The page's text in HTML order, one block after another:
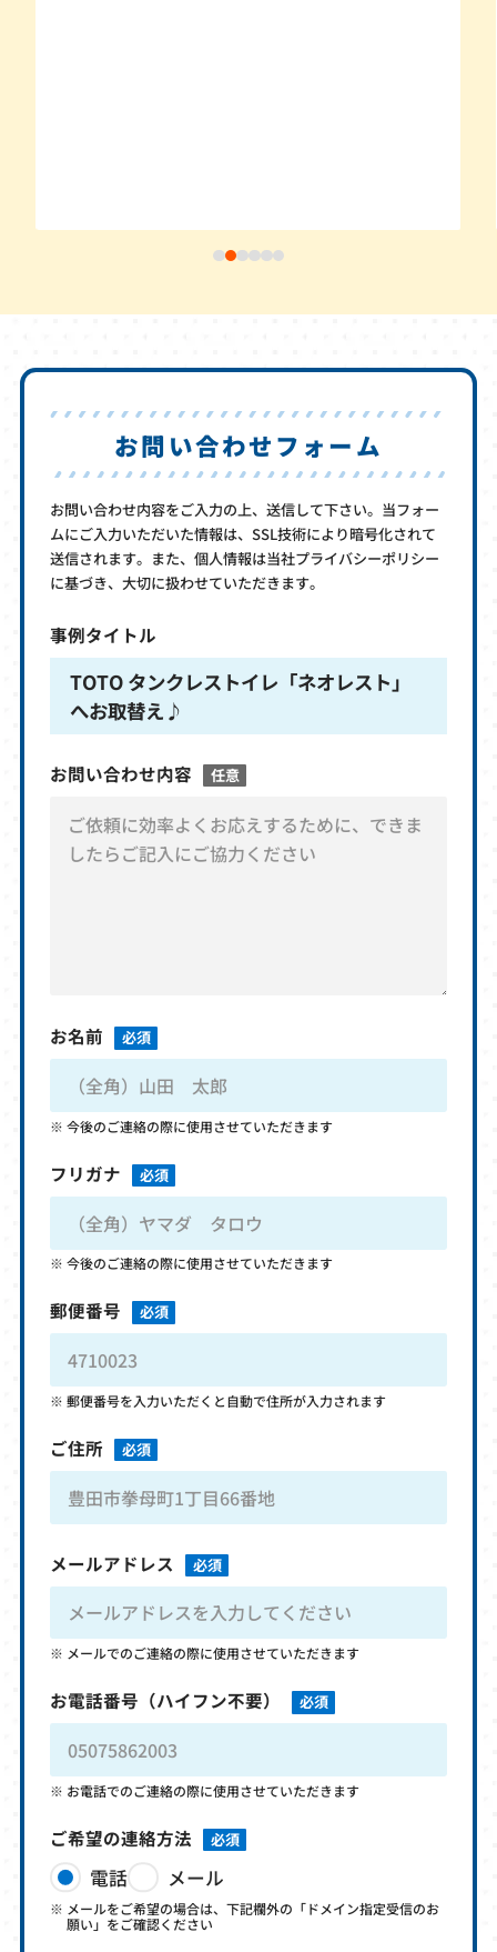
お問い合わせフォーム
お問い合わせ内容をご入力の上、送信して下さい。当フォー
ムにご入力いただいた情報は、SSL技術により暗号化されて
送信されます。また、個人情報は当社プライバシーポリシー
に基づき、大切に扱わせていただきます。
事例タイトル
TOTO タンクレストイレ「ネオレスト」
へお取替え♪
お問い合わせ内容 任意
お名前 必須
今後のご連絡の際に使用させていただきます
フリガナ 必須
今後のご連絡の際に使用させていただきます
郵便番号 必須
郵便番号を入力いただくと自動で住所が入力されます
ご住所 必須
メールアドレス 必須
メールでのご連絡の際に使用させていただきます
お電話番号 （ハイフン不要） 必須
お電話でのご連絡の際に使用させていただきます
ご希望の連絡方法 必須
電話 メール
メールをご希望の場合は、下記欄外の「ドメイン指定受信のお
願い」をご確認ください